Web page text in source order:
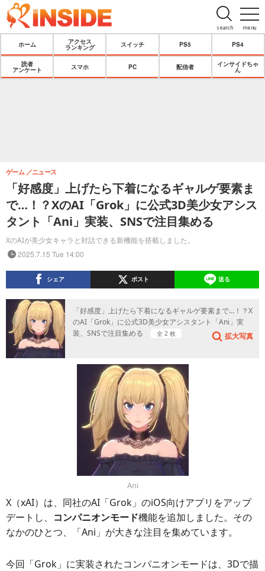
menu
search
ホーム
アクセス
ランキング
スイッチ PS5 PS4
読者
アンケート
スマホ PC 配信者
インサイドちゃ
ん
「好感度」上げたら下着になるギャルゲ要素ま
で…！？XのAI「Grok」に公式3D美少女アシス
タント「Ani」実装、SNSで注目集める
XのAIが美少女キャラと対話できる新機能を搭載しました。
ゲーム ニュース
2025.7.15 Tue 14:00
シェア ポスト 送る
「好感度」上げたら下着になるギャルゲ要素まで…！？X
のAI「Grok」に公式3D美少女アシスタント「Ani」実
装、SNSで注目集める
全 2 枚 拡大写真
Ani
X（xAI）は、同社のAI「Grok」のiOS向けアプリをアップ
デートし、 コンパニオンモード機能を追加しました。その
なかのひとつ、「Ani」が大きな注目を集めています。
今回「Grok」に実装されたコンパニオンモードは、3Dで描